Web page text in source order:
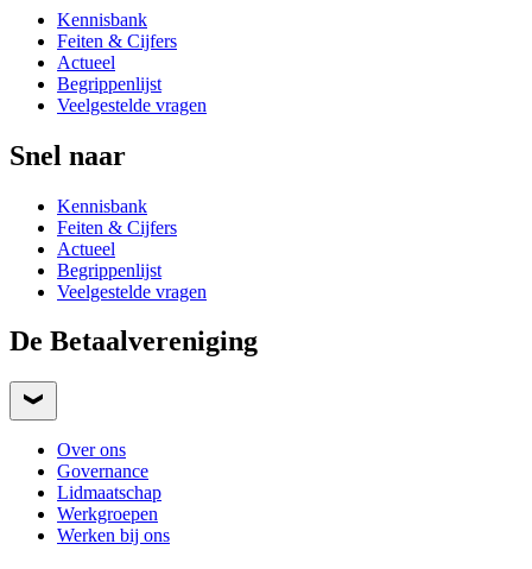
Kennisbank
Feiten & Cijfers
Actueel
Begrippenlijst
Veelgestelde vragen
Snel naar
Kennisbank
Feiten & Cijfers
Actueel
Begrippenlijst
Veelgestelde vragen
De Betaalvereniging
Over ons
Governance
Lidmaatschap
Werkgroepen
Werken bij ons